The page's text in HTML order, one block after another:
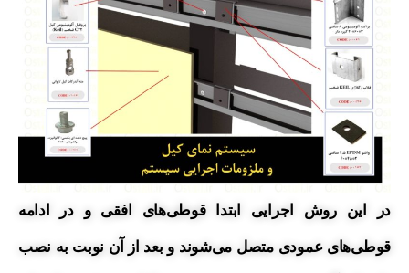
در این روش اجرایی ابتدا قوطی‌های افقی و در ادامه
قوطی‌های عمودی متصل می‌شوند و بعد از آن نوبت به نصب